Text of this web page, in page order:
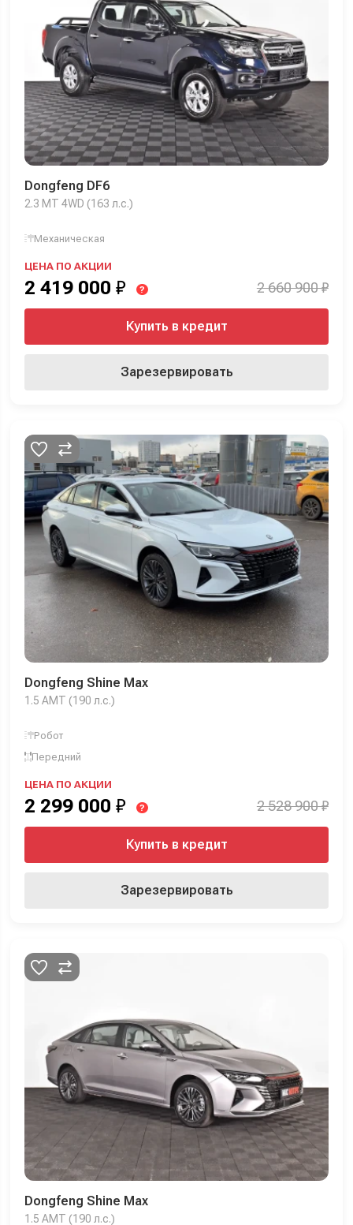
Dongfeng DF6
2.3 MT 4WD (163 л.с.)
Механическая
ЦЕНА ПО АКЦИИ
2 419 000 ₽ ? 2 660 900 ₽
Купить в кредит
Зарезервировать
Dongfeng Shine Max
1.5 AMT (190 л.с.)
Робот
Передний
ЦЕНА ПО АКЦИИ
2 299 000 ₽ ? 2 528 900 ₽
Купить в кредит
Зарезервировать
Dongfeng Shine Max
1.5 AMT (190 л.с.)